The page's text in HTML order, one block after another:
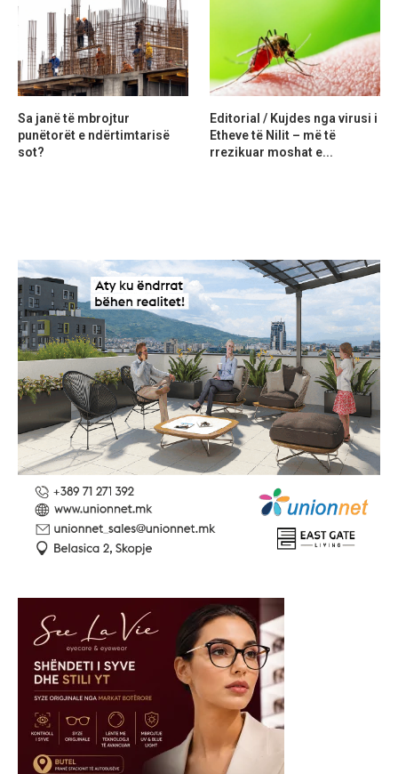
Sa janë të mbrojtur
punëtorët e ndërtimtarisë
sot?
Editorial / Kujdes nga virusi i
Etheve të Nilit – më të
rrezikuar moshat e...